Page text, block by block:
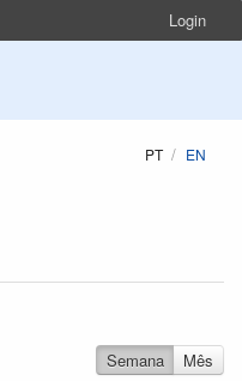
Login
PT EN
Semana
Mês